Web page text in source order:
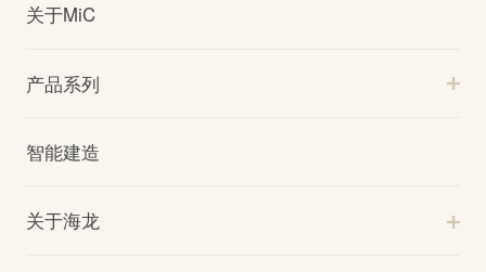
关于MiC
产品系列
智能建造
关于海龙